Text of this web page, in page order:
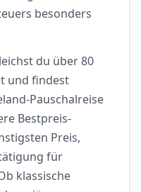
besonders
du über 80
und findest
Pauschalreise
Bestpreis-
Preis,
für
klassische